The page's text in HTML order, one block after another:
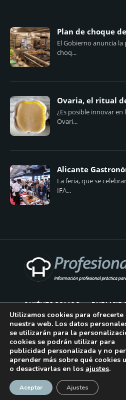
Plan de choque
El Gobierno anuncia
choq...
Ovaria, el ritual
¿Es posible innovar en
Ovari...
Alicante
La feria, que se
IFA...
QUIÉNES SOMOS
AVISO LEGAL
POLÍTICA DE COOKIES
POLÍTICA DE PRIVACIDAD
CONTACTO
¡Suscríbase!
Utilizamos cookies para
nuestra web. Los datos
se utilizarán para la
cookies se podrán utilizar para
publicidad personalizada y no
aprender más sobre qué cookies
o desactivarlas en los ajustes.
Aceptar Ajustes